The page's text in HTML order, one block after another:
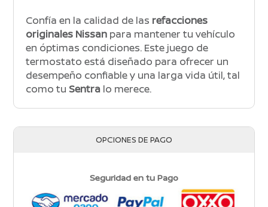
Confía en la calidad de las refacciones
originales Nissan para mantener tu vehículo
en óptimas condiciones. Este juego de
termostato está diseñado para ofrecer un
desempeño confiable y una larga vida útil, tal
como tu Sentra lo merece.
OPCIONES DE PAGO
Seguridad en tu Pago